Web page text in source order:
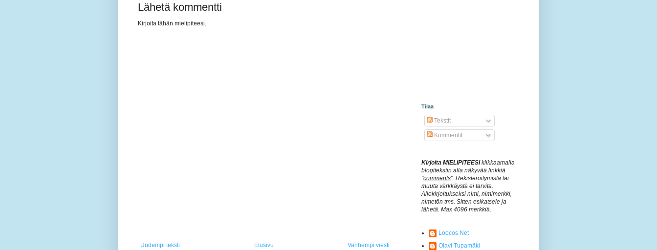
Lähetä kommentti
Kirjoita tähän mielipiteesi.
Uudempi teksti Vanhempi viesti
Etusivu
Tilaa
Tekstit
Kommentit
Kirjoita MIELIPITEESIklikkaamalla
blogitekstin alla näkyvää linkkiä
"comments". Rekisteröitymistä tai
muuta värkkäystä ei tarvita.
Allekirjoitukseksi nimi, nimimerkki,
nimetön tms. Sitten esikatsele ja
lähetä. Max 4096 merkkiä.
Loocos Net
Olavi Tupamäki